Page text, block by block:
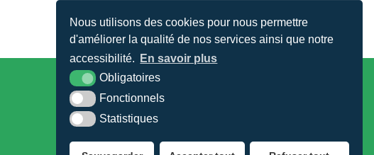
Nous utilisons des cookies pour nous permettre
d'améliorer la qualité de nos services ainsi que notre
accessibilité.
En savoir plus
Obligatoires
Fonctionnels
Statistiques
Hôtel de Ville - Place Foch - 14290 Orbec